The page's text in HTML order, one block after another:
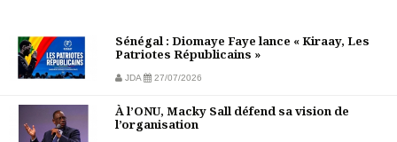
Sénégal : Diomaye Faye lance « Kiraay, Les
Patriotes Républicains »
JDA 27/07/2026
À l’ONU, Macky Sall défend sa vision de
l’organisation